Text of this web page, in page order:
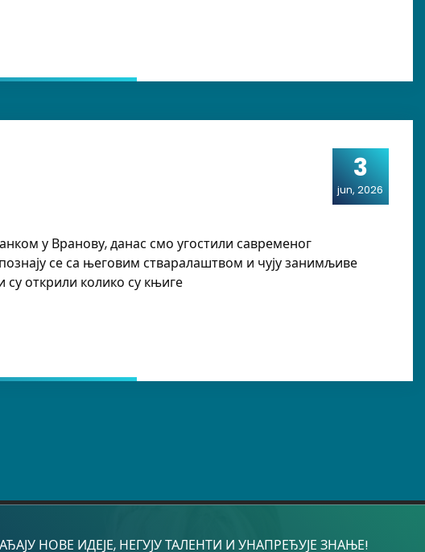
3
jun, 2026
у Вранову, данас смо угостили савременог
се са његовим стваралаштвом и чују занимљиве
открили колико су књиге
НОВЕ ИДЕЈЕ, НЕГУЈУ ТАЛЕНТИ И УНАПРЕЂУЈЕ ЗНАЊЕ!